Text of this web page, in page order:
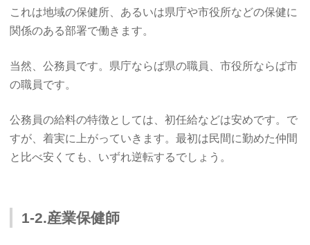
これは地域の保健所、あるいは県庁や市役所などの保健に
関係のある部署で働きます。
当然、公務員です。県庁ならば県の職員、市役所ならば市
の職員です。
公務員の給料の特徴としては、初任給などは安めです。で
すが、着実に上がっていきます。最初は民間に勤めた仲間
と比べ安くても、いずれ逆転するでしょう。
1-2.産業保健師